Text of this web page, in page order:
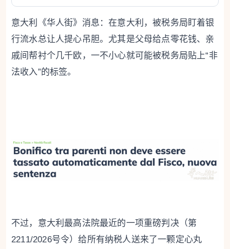
意大利《华人街》消息：在意大利，被税务局盯着银
行流水总让人提心吊胆。尤其是父母给点零花钱、亲
戚间帮衬个几千欧，一不小心就可能被税务局贴上“非
法收入”的标签。
不过，意大利最高法院最近的一项重磅判决（第
2211/2026号令）给所有纳税人送来了一颗定心丸